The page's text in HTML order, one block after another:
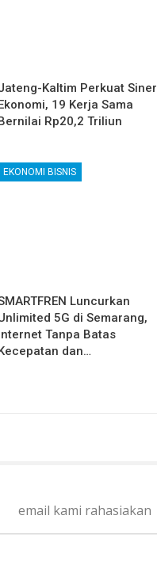
Kaltim Perkuat
19 Kerja Sama
Rp20,2 Triliun
EKONOMI BISNIS
Luncurkan
5G di Semarang,
Tanpa Batas
dan…
email kami rahasiakan